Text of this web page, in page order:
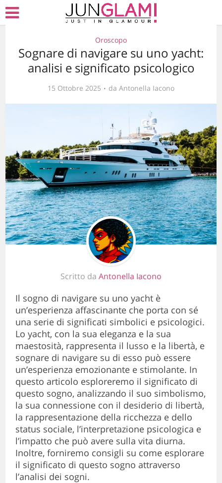
Oroscopo
Sognare di navigare su uno yacht:
analisi e significato psicologico
15 Ottobre 2025 da Antonella Iacono
Scritto da Antonella Iacono
Il sogno di navigare su uno yacht è
un’esperienza affascinante che porta con sé
una serie di significati simbolici e psicologici.
Lo yacht, con la sua eleganza e la sua
maestosità, rappresenta il lusso e la libertà, e
sognare di navigare su di esso può essere
un’esperienza emozionante e stimolante. In
questo articolo esploreremo il significato di
questo sogno, analizzando il suo simbolismo,
la sua connessione con il desiderio di libertà,
la rappresentazione della ricchezza e dello
status sociale, l’interpretazione psicologica e
l’impatto che può avere sulla vita diurna.
Inoltre, forniremo consigli su come esplorare
il significato di questo sogno attraverso
l’analisi dei sogni.